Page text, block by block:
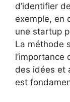
d’identifier
exemple, en
une startup
La méthode
l’importance
des idées et
est